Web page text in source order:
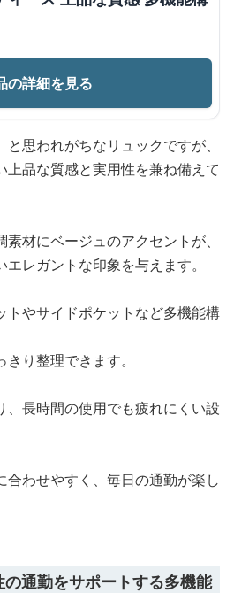
の詳細を見る
思われがちなリュックですが、
上品な質感と実用性を兼ね備えて
材にベージュのアクセントが、
レガントな印象を与えます。
トやサイドポケットなど多機能構
り整理できます。
、長時間の使用でも疲れにくい設
合わせやすく、毎日の通勤が楽し
通勤をサポートする多機能